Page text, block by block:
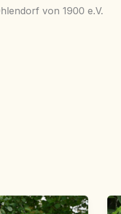
von 1900 e.V.